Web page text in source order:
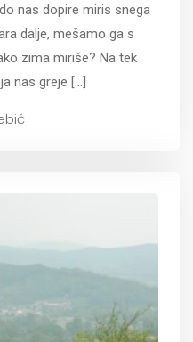
nas dopire miris snega
dalje, mešamo ga s
zima miriše? Na tek
nas greje [...]